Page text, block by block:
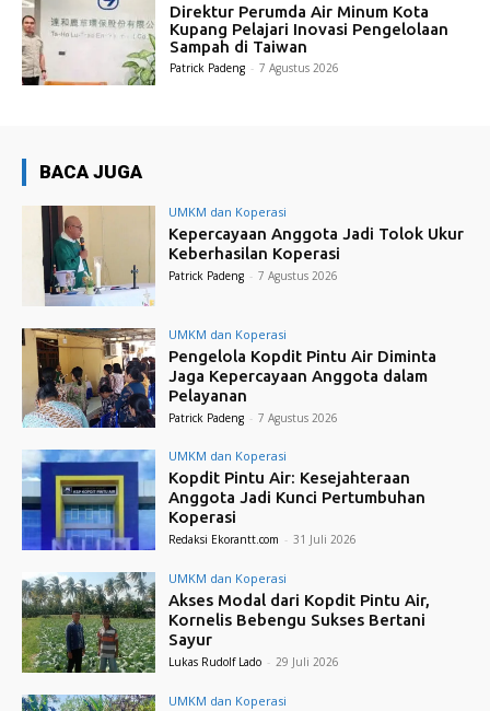
Direktur Perumda Air Minum Kota
Kupang Pelajari Inovasi Pengelolaan
Sampah di Taiwan
Patrick Padeng - 7 Agustus 2026
BACA JUGA
UMKM dan Koperasi
Kepercayaan Anggota Jadi Tolok Ukur
Keberhasilan Koperasi
Patrick Padeng - 7 Agustus 2026
UMKM dan Koperasi
Pengelola Kopdit Pintu Air Diminta
Jaga Kepercayaan Anggota dalam
Pelayanan
Patrick Padeng - 7 Agustus 2026
UMKM dan Koperasi
Kopdit Pintu Air: Kesejahteraan
Anggota Jadi Kunci Pertumbuhan
Koperasi
Redaksi Ekorantt.com - 31 Juli 2026
UMKM dan Koperasi
Akses Modal dari Kopdit Pintu Air,
Kornelis Bebengu Sukses Bertani
Sayur
Lukas Rudolf Lado - 29 Juli 2026
UMKM dan Koperasi